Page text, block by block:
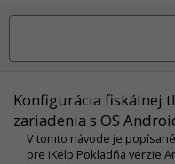
Konfigurácia fiskálnej
zariadenia s OS
V tomto návode je
pre iKelp Pokladňa verzie